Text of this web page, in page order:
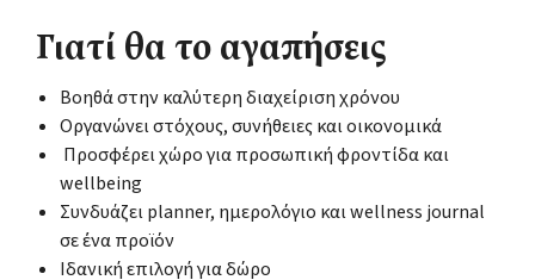
Γιατί θα το αγαπήσεις
Βοηθά στην καλύτερη διαχείριση χρόνου
Οργανώνει στόχους, συνήθειες και οικονομικά
Προσφέρει χώρο για προσωπική φροντίδα και
wellbeing
Συνδυάζει planner, ημερολόγιο και wellness journal
σε ένα προϊόν
Ιδανική επιλογή για δώρο